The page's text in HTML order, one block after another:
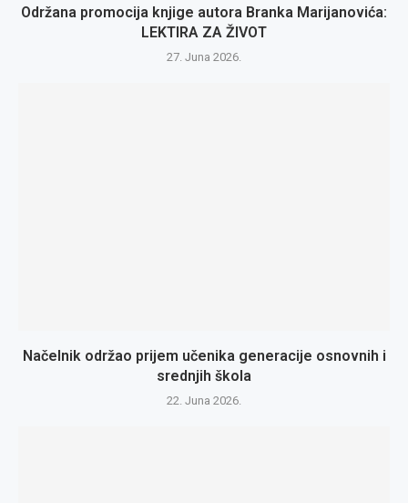
Održana promocija knjige autora Branka Marijanovića:
LEKTIRA ZA ŽIVOT
27. Juna 2026.
Načelnik održao prijem učenika generacije osnovnih i
srednjih škola
22. Juna 2026.